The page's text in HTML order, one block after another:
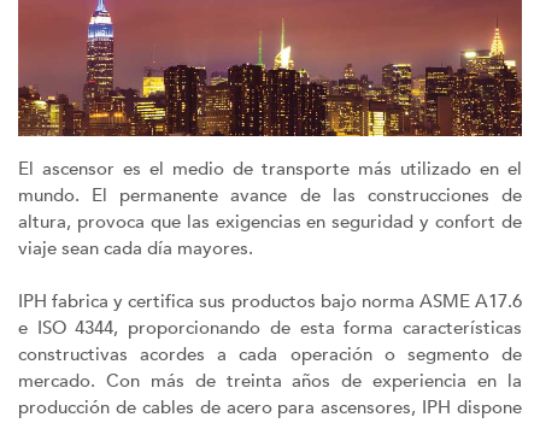
El ascensor es el medio de transporte más utilizado en el
mundo. El permanente avance de las construcciones de
altura, provoca que las exigencias en seguridad y confort de
viaje sean cada día mayores.
IPH fabrica y certifica sus productos bajo norma ASME A17.6
e ISO 4344, proporcionando de esta forma características
constructivas acordes a cada operación o segmento de
mercado. Con más de treinta años de experiencia en la
producción de cables de acero para ascensores, IPH dispone